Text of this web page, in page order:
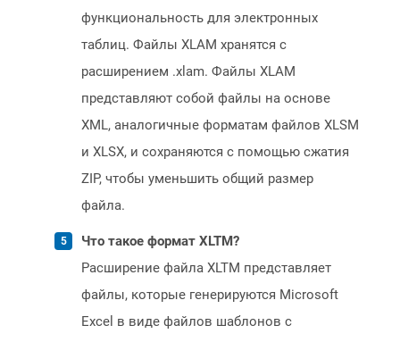
функциональность для электронных
таблиц. Файлы XLAM хранятся с
расширением .xlam. Файлы XLAM
представляют собой файлы на основе
XML, аналогичные форматам файлов XLSM
и XLSX, и сохраняются с помощью сжатия
ZIP, чтобы уменьшить общий размер
файла.
Что такое формат XLTM?
Расширение файла XLTM представляет
файлы, которые генерируются Microsoft
Excel в виде файлов шаблонов с